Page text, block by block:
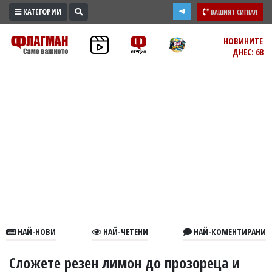
ПРОМО
ЗОНА
В
КАТЕГОРИИ ВАШИЯТ СИГНАЛ
НОВИНИТЕ
ДНЕС: 68
НАЙ-НОВИ НАЙ-ЧЕТЕНИ НАЙ-КОМЕНТИРАНИ
Сложете резен лимон до прозореца и